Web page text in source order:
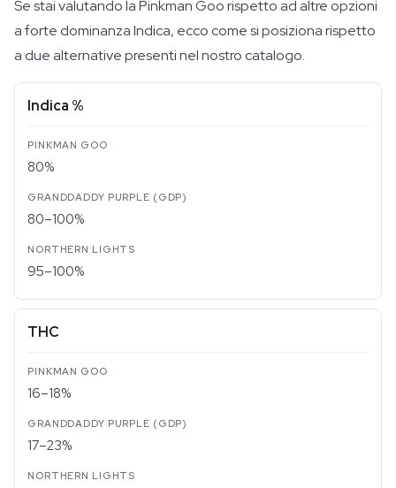
Se stai valutando la Pinkman Goo rispetto ad altre opzioni
a forte dominanza Indica, ecco come si posiziona rispetto
a due alternative presenti nel nostro catalogo.
Indica %
80%
80–100%
95–100%
THC
16–18%
17–23%